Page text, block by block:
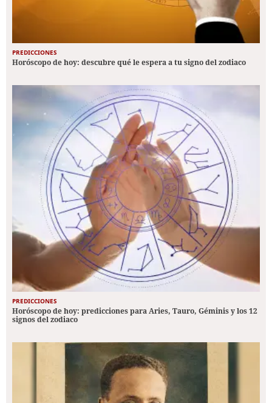
PREDICCIONES
Horóscopo de hoy: descubre qué le espera a tu signo del zodiaco
PREDICCIONES
Horóscopo de hoy: predicciones para Aries, Tauro, Géminis y los 12
signos del zodiaco